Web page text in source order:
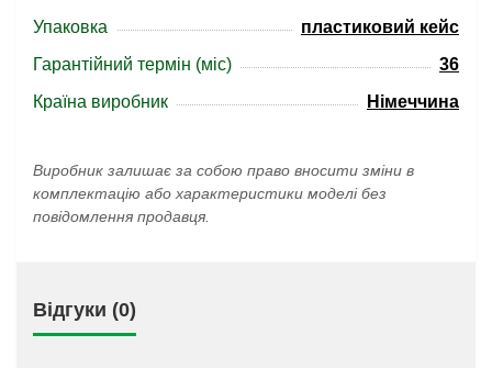
Упаковка
пластиковий кейс
Гарантійний термін (міс)
36
Країна виробник
Німеччина
Виробник залишає за собою право вносити зміни в
комплектацію або характеристики моделі без
повідомлення продавця.
Відгуки (0)